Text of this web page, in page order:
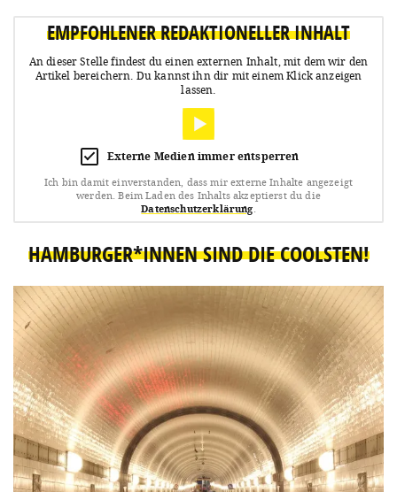
EMPFOHLENER REDAKTIONELLER INHALT
An dieser Stelle findest du einen externen Inhalt, mit dem wir den
Artikel bereichern. Du kannst ihn dir mit einem Klick anzeigen
lassen.
Externe Medien immer entsperren
Ich bin damit einverstanden, dass mir externe Inhalte angezeigt
werden. Beim Laden des Inhalts akzeptierst du die
Datenschutzerklärung.
HAMBURGER*INNEN SIND DIE COOLSTEN!